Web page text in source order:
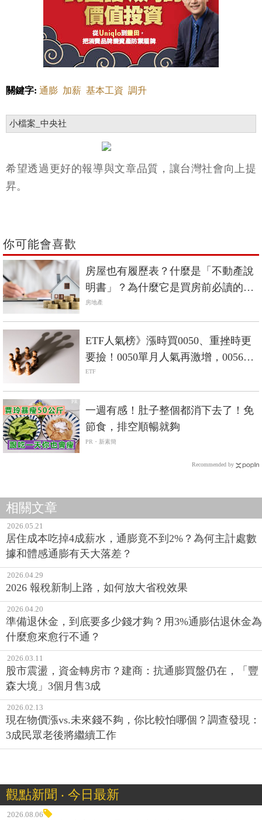
關鍵字: 通膨 加薪 基本工資 調升
小檔案_中央社
希望透過更好的報導與文章品質，讓台灣社會向上提
昇。
你可能會喜歡
房屋也有履歷表？什麼是「不動產說
明書」？為什麼它是買房前必讀的保
命符？
房地產
ETF人氣榜》漲時買0050、重挫時更
要撿！0050單月人氣再激增，0056重
返人氣二哥
ETF
PR
一週有感！肚子整個都消下去了！免
節食，排空順暢就夠
PR・新素簡
Recommended by
相關文章
2026.05.21
居住成本吃掉4成薪水，通膨竟不到2%？為何主計處數
據和體感通膨有天大落差？
2026.04.29
2026 報稅新制上路，如何放大省稅效果
2026.04.20
準備退休金，到底要多少錢才夠？用3%通膨估退休金為
什麼愈來愈行不通？
2026.03.11
股市震盪，資金轉房市？建商：抗通膨買盤仍在，「豐
森大境」3個月售3成
2026.02.13
現在物價漲vs.未來錢不夠，你比較怕哪個？調查發現：
3成民眾老後將繼續工作
觀點新聞 ‧ 今日最新
2026.08.06